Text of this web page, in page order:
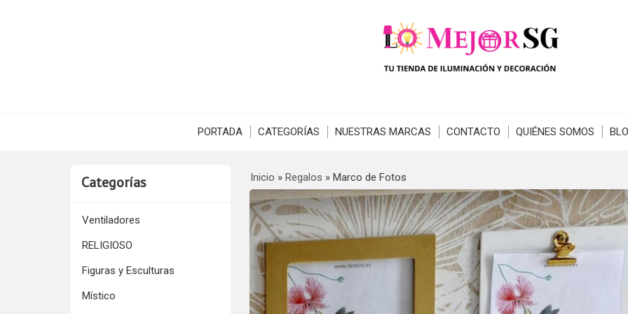
PORTADA CATEGORÍAS NUESTRAS MARCAS CONTACTO QUIÉNES SOMOS
Categorías
Ventiladores
RELIGIOSO
Figuras y Esculturas
Místico
Inicio » Regalos » Marco de Fotos